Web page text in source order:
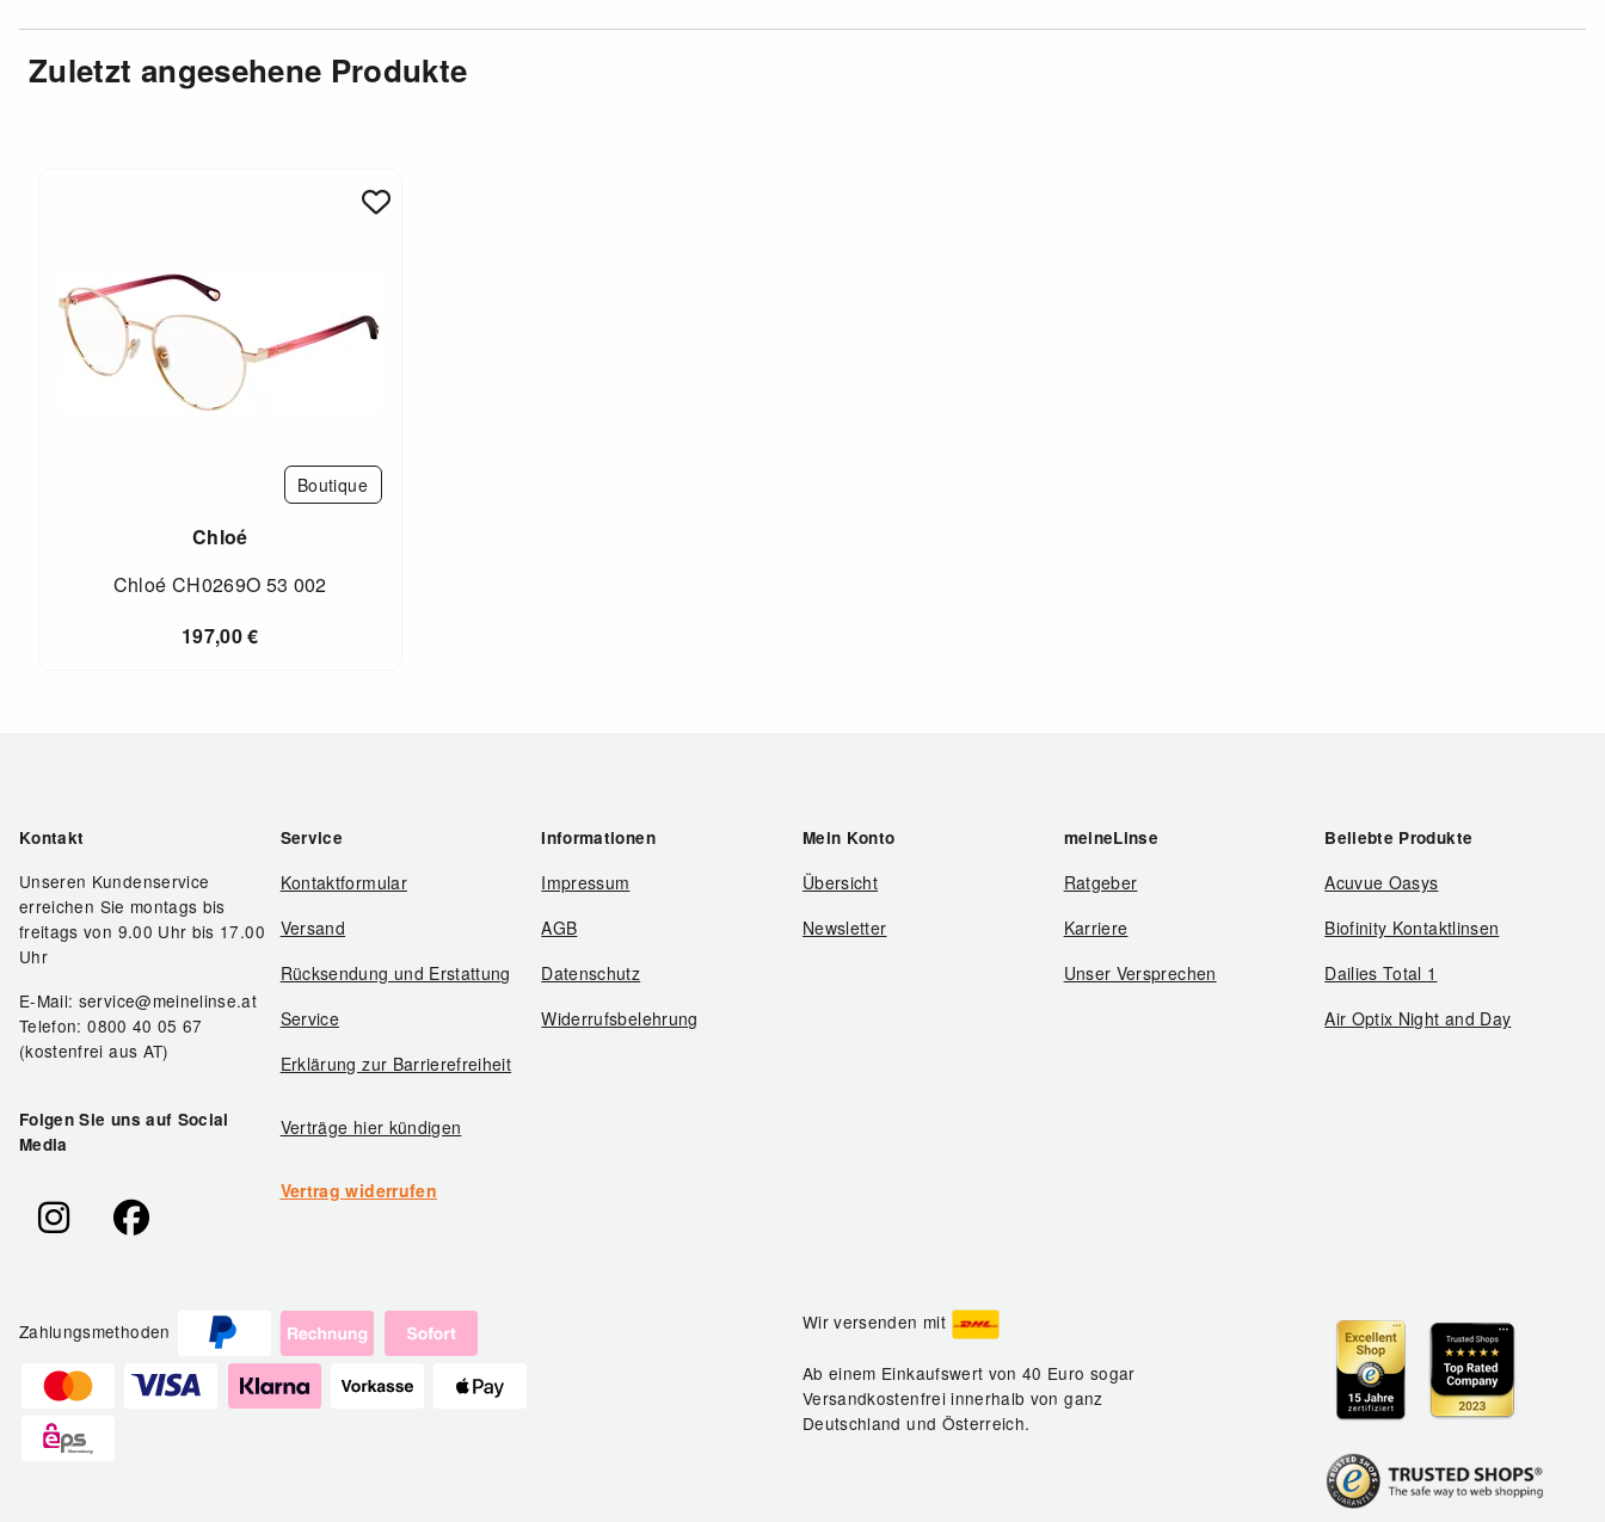
Zuletzt angesehene Produkte
Boutique
Chloé
Chloé CH0269O 53 002
197,00€
Kontakt
Unseren Kundenservice
erreichen Sie montags bis
freitags von 9.00 Uhr bis 17.00
Uhr
E-Mail: service@meinelinse.at
Telefon: 0800 40 05 67
(kostenfrei aus AT)
Folgen Sie uns auf Social
Media
Service
Kontaktformular
Versand
Rücksendung und Erstattung
Service
Erklärung zur Barrierefreiheit
Verträge hier kündigen
Vertrag widerrufen
Informationen
Impressum
AGB
Datenschutz
Widerrufsbelehrung
Mein Konto
Übersicht
Newsletter
meineLinse
Ratgeber
Karriere
Unser Versprechen
Beliebte Produkte
Acuvue Oasys
Biofinity Kontaktlinsen
Dailies Total 1
Air Optix Night and Day
Zahlungsmethoden Wir versenden mit
Ab einem Einkaufswert von 40 Euro sogar
Versandkostenfrei innerhalb von ganz
Deutschland und Österreich.